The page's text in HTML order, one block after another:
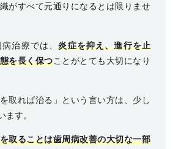
がすべて元通りになるとは限りませ
病治療では、炎症を抑え、進行を止
を長く保つことがとても大切になり
取れば治る」という言い方は、少し
ます。
取ることは歯周病改善の大切な一部